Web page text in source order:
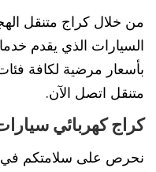
من خلال كراج متنقل
السيارات الذي يقدم
بأسعار مرضية لكافة
متنقل اتصل الآن.
كراج كهربائي
نحرص على سلامتكم في